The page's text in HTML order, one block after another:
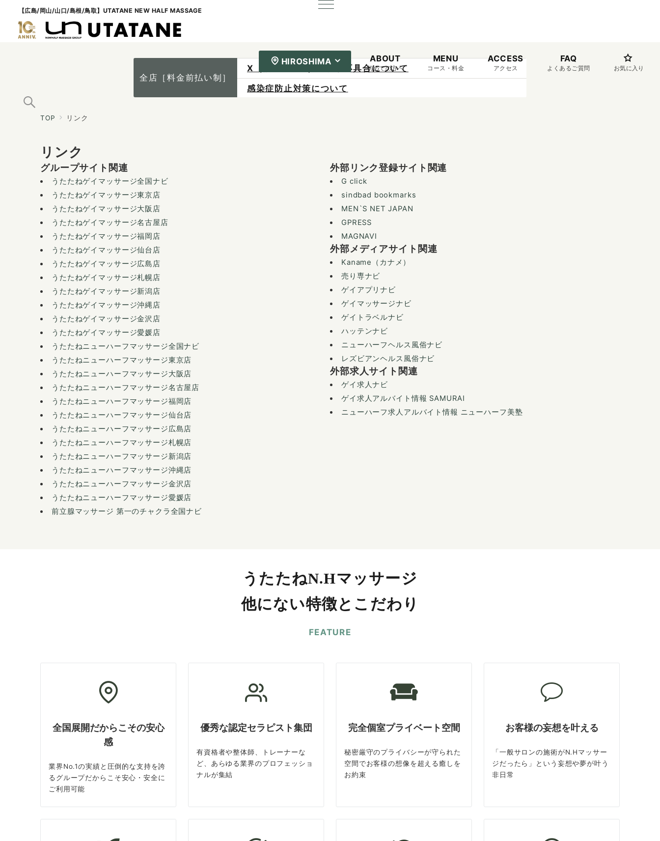
【広島/岡山/山口/島根/鳥取】UTATANE NEW HALF MASSAGE
HIROSHIMA ABOUT
初めての方へ
MENU
コース・料金
ACCESS
アクセス
FAQ
よくあるご質問 お気に入り
全店［料金前払い制］
感染症防止対策について
ご予約は各店へ直接お問い合わせください。
TOP リンク
リンク
グループサイト関連
うたたねゲイマッサージ全国ナビ
うたたねゲイマッサージ東京店
うたたねゲイマッサージ大阪店
うたたねゲイマッサージ名古屋店
うたたねゲイマッサージ福岡店
うたたねゲイマッサージ仙台店
うたたねゲイマッサージ広島店
うたたねゲイマッサージ札幌店
うたたねゲイマッサージ新潟店
うたたねゲイマッサージ沖縄店
うたたねゲイマッサージ金沢店
うたたねゲイマッサージ愛媛店
うたたねニューハーフマッサージ全国ナビ
うたたねニューハーフマッサージ東京店
うたたねニューハーフマッサージ大阪店
うたたねニューハーフマッサージ名古屋店
うたたねニューハーフマッサージ福岡店
うたたねニューハーフマッサージ仙台店
うたたねニューハーフマッサージ広島店
うたたねニューハーフマッサージ札幌店
うたたねニューハーフマッサージ新潟店
うたたねニューハーフマッサージ沖縄店
うたたねニューハーフマッサージ金沢店
うたたねニューハーフマッサージ愛媛店
前立腺マッサージ 第一のチャクラ全国ナビ
外部リンク登録サイト関連
G click
sindbad bookmarks
MEN`S NET JAPAN
GPRESS
MAGNAVI
外部メディアサイト関連
Kaname（カナメ）
売り専ナビ
ゲイアプリナビ
ゲイマッサージナビ
ゲイトラベルナビ
ハッテンナビ
ニューハーフヘルス風俗ナビ
レズビアンヘルス風俗ナビ
外部求人サイト関連
ゲイ求人ナビ
ゲイ求人アルバイト情報 SAMURAI
ニューハーフ求人アルバイト情報 ニューハーフ美塾
うたたねN.Hマッサージ
他にない特徴とこだわり
FEATURE
全国展開だからこその安心
感
業界No.1の実績と圧倒的な支持を誇
るグループだからこそ安心・安全に
ご利用可能
優秀な認定セラピスト集団
有資格者や整体師、トレーナーな
ど、あらゆる業界のプロフェッショ
ナルが集結
完全個室プライベート空間
秘密厳守のプライバシーが守られた
空間でお客様の想像を超える癒しを
お約束
お客様の妄想を叶える
「一般サロンの施術がN.Hマッサー
ジだったら」という妄想や夢が叶う
非日常